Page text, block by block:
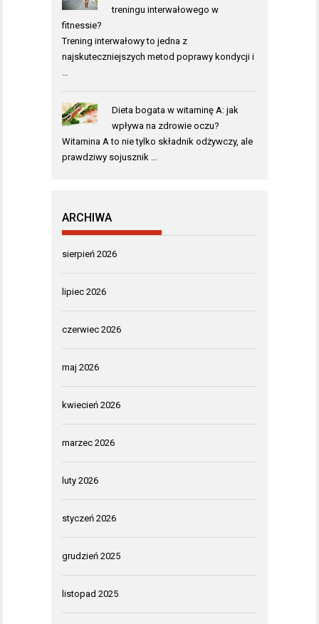
treningu interwałowego w
fitnessie?
Trening interwałowy to jedna z
najskuteczniejszych metod poprawy kondycji i
Dieta bogata w witaminę A: jak
wpływa na zdrowie oczu?
Witamina A to nie tylko składnik odżywczy, ale
prawdziwy sojusznik …
ARCHIWA
sierpień 2026
lipiec 2026
czerwiec 2026
maj 2026
kwiecień 2026
marzec 2026
luty 2026
styczeń 2026
grudzień 2025
listopad 2025